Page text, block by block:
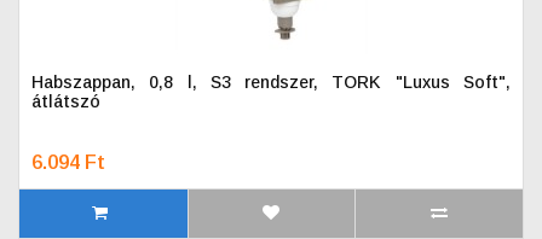
Habszappan, 0,8 l, S3 rendszer, TORK "Luxus Soft",
átlátszó
6.094 Ft